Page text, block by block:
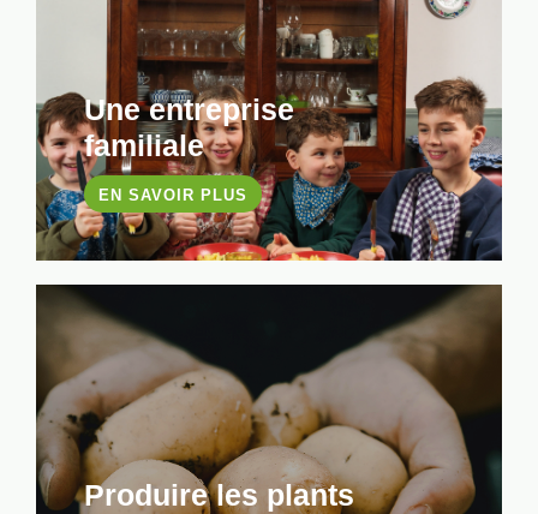
Une entreprise
familiale
EN SAVOIR PLUS
Produire les plants